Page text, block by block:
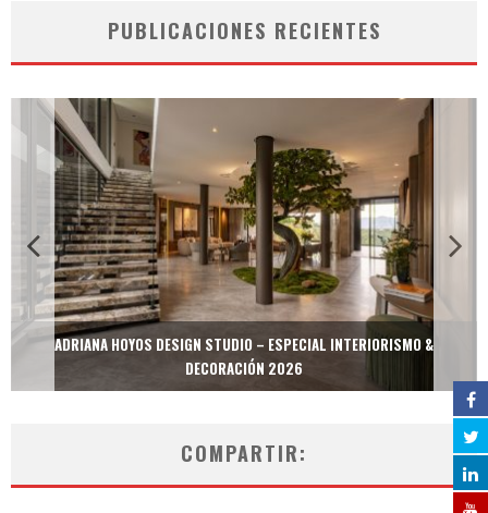
PUBLICACIONES RECIENTES
ADRIANA HOYOS DESIGN STUDIO – ESPECIAL INTERIORISMO &
DECORACIÓN 2026
COMPARTIR: